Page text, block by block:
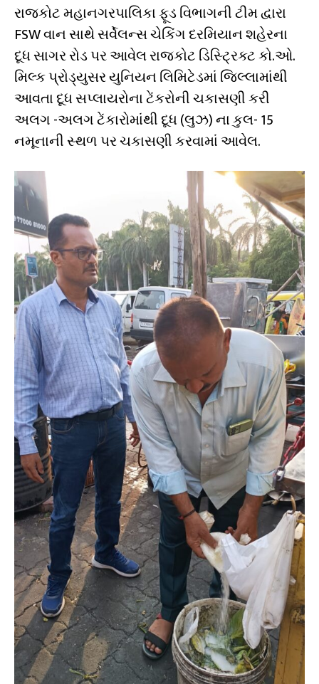
રાજકોટ મહાનગરપાલિકા ફૂડ વિભાગની ટીમ દ્વારા
FSW વાન સાથે સર્વેલન્સ ચેકિંગ દરમિયાન શહેરના
દૂધ સાગર રોડ પર આવેલ રાજકોટ ડિસ્ટ્રિક્ટ કો.ઓ.
મિલ્ક પ્રોડ્યુસર યુનિયન લિમિટેડમાં જિલ્લામાંથી
આવતા દૂધ સપ્લાયરોના ટેંકરોની ચકાસણી કરી
અલગ -અલગ ટેંકારોમાંથી દૂધ (લુઝ) ના કુલ- 15
નમૂનાની સ્થળ પર ચકાસણી કરવામાં આવેલ.